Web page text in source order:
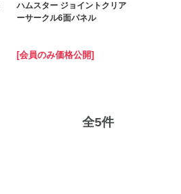
ハムスター ジョイントクリア
ーサークル6面パネル
[会員のみ価格公開]
全5件